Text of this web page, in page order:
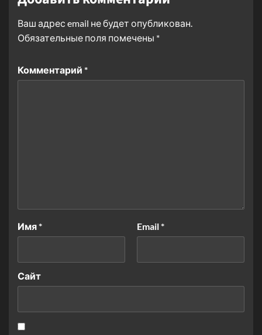
Ваш адрес email не будет опубликован.
Обязательные поля помечены *
Комментарий *
Имя* Email*
Сайт